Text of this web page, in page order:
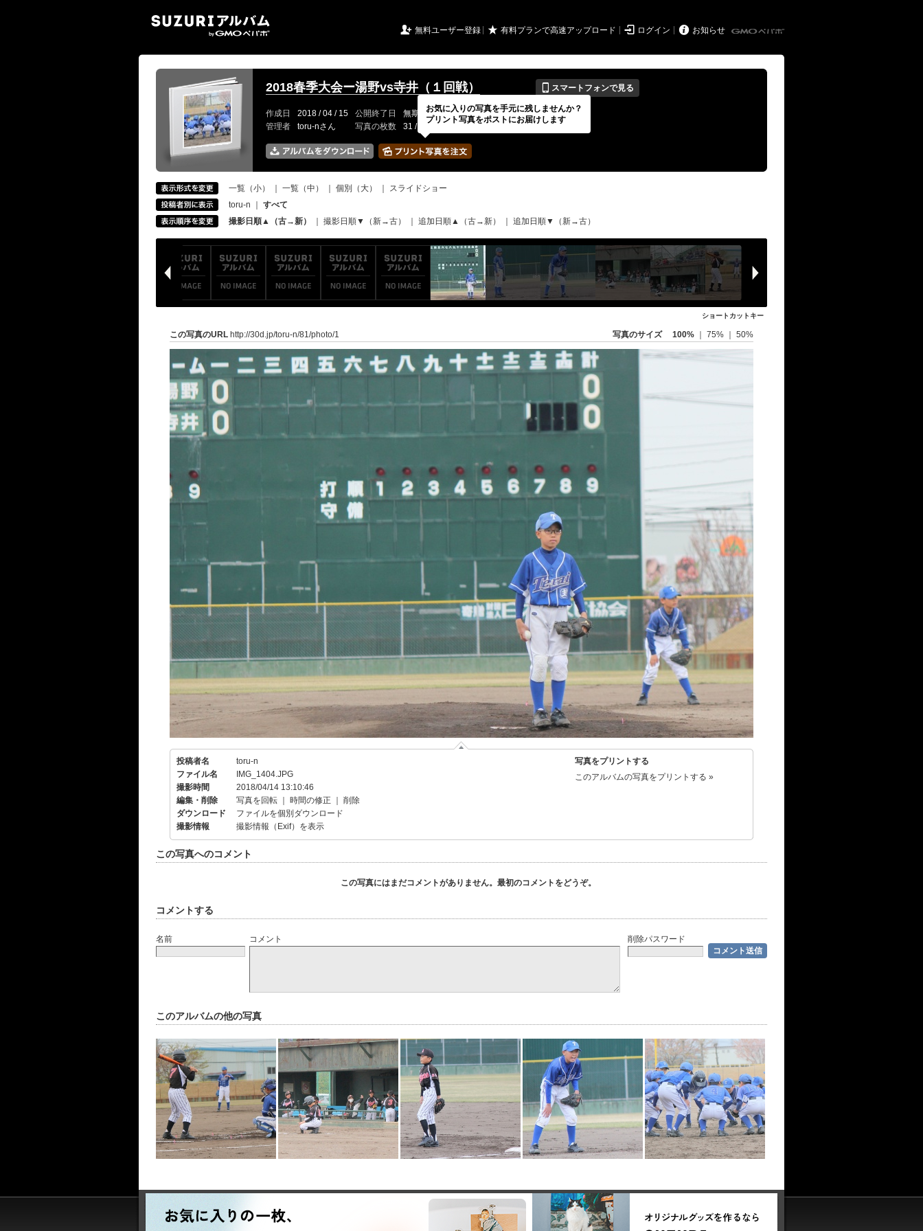
 無料ユーザー登録 ★ 有料プランで高速アップロード  ログイン  お知らせ
2018春季大会ー湯野vs寺井（１回戦） 📱 スマートフォンで見る
作成日 2018 / 04 / 15 公開終了日 無期限 イベントの期間
---
管理者
toru-nさん 写真の枚数 31 / 2000枚
一覧（小） 一覧（中） 個別（大）
スライドショー
toru-n
すべて
撮影日順▲（古→新）
撮影日順▼（新→古） 追加日順▲（古→新） 追加日順▼（新→古）
ショートカットキー
この写真のURL http://30d.jp/toru-n/81/photo/1 写真のサイズ 100% 75% 50%
投稿者名
toru-n
ファイル名
IMG_1404.JPG
撮影時間
2018/04/14 13:10:46
編集・削除
写真を回転 時間の修正
削除
ダウンロード
ファイルを個別ダウンロード
撮影情報
撮影情報（Exif）を表示
写真をプリントする
このアルバムの写真をプリントする »
この写真へのコメント
この写真にはまだコメントがありません。最初のコメントをどうぞ。
コメントする
名前 コメント 削除パスワード
このアルバムの他の写真
お気に入りの写真を手元に残しませんか？
プリント写真をポストにお届けします